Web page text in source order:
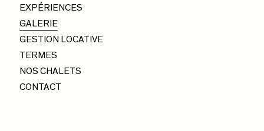
EXPÉRIENCES
GALERIE
GESTION LOCATIVE
TERMES
NOS CHALETS
CONTACT